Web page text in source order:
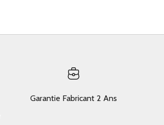
Garantie Fabricant 2 Ans